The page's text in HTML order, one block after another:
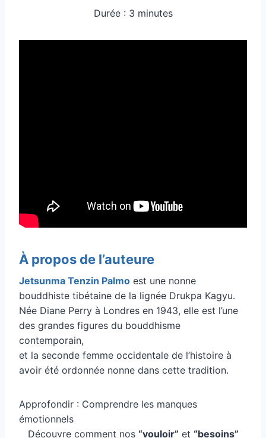
Durée : 3 minutes
À propos de l’auteure
Jetsunma Tenzin Palmo est une nonne
bouddhiste tibétaine de la lignée Drukpa Kagyu.
Née Diane Perry à Londres en 1943, elle est l’une
des grandes figures du bouddhisme
contemporain,
et la seconde femme occidentale de l’histoire à
avoir été ordonnée nonne dans cette tradition.
Approfondir : Comprendre les manques
émotionnels
Découvre comment nos “vouloir” et “besoins”